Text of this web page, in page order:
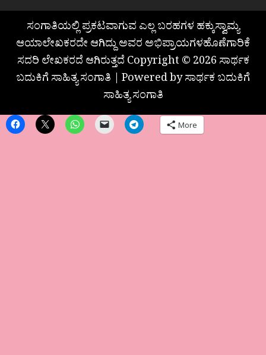
ಸಂಗಾತಿಯಲ್ಲಿ ಪ್ರಕಟವಾಗುವ ಎಲ್ಲ ಬರಹಗಳ ಹಕ್ಕುಸ್ವಾಮ್ಯ
ಆಯಾಲೇಖಕರದೇ ಆಗಿದ್ದು ಅವರ ಅಭಿಪ್ರಾಯಗಳಹೊಣೆಗಾರಿಕೆ
ಸದರಿ ಲೇಖಕರದೆ ಆಗಿರುತ್ತದೆ Copyright © 2026 ಸಾರ್ಥಕ
ಬದುಕಿಗೆ ಸಾಹಿತ್ಯ ಸಂಗಾತಿ | Powered by ಸಾರ್ಥಕ ಬದುಕಿಗೆ
ಸಾಹಿತ್ಯ ಸಂಗಾತಿ
More